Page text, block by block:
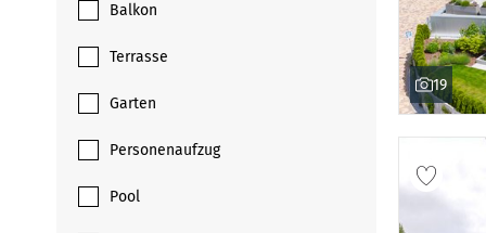
Balkon
Terrasse
Garten
Personenaufzug
Pool
19